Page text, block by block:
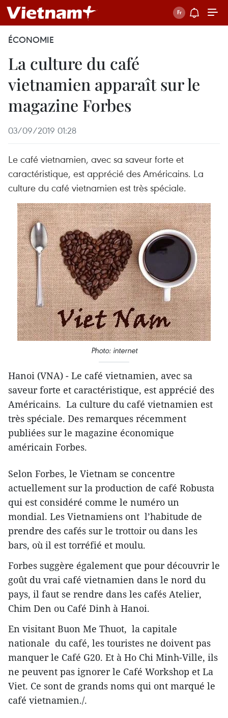
ÉCONOMIE
La culture du café
vietnamien apparaît sur le
magazine Forbes
03/09/2019 01:28
Le café vietnamien, avec sa saveur forte et
caractéristique, est apprécié des Américains. La
culture du café vietnamien est très spéciale.
Photo: internet
Hanoi (VNA) - Le café vietnamien, avec sa
saveur forte et caractéristique, est apprécié des
Américains. La culture du café vietnamien est
très spéciale. Des remarques récemment
publiées sur le magazine économique
américain Forbes.
Selon Forbes, le Vietnam se concentre
actuellement sur la production de café Robusta
qui est considéré comme le numéro un
mondial. Les Vietnamiens ont l’habitude de
prendre des cafés sur le trottoir ou dans les
bars, où il est torréfié et moulu.
Forbes suggère également que pour découvrir le
goût du vrai café vietnamien dans le nord du
pays, il faut se rendre dans les cafés Atelier,
Chim Den ou Café Dinh à Hanoi.
En visitant Buon Me Thuot, la capitale
nationale du café, les touristes ne doivent pas
manquer le Café G20. Et à Ho Chi Minh-Ville, ils
ne peuvent pas ignorer le Café Workshop et La
Viet. Ce sont de grands noms qui ont marqué le
café vietnamien./.